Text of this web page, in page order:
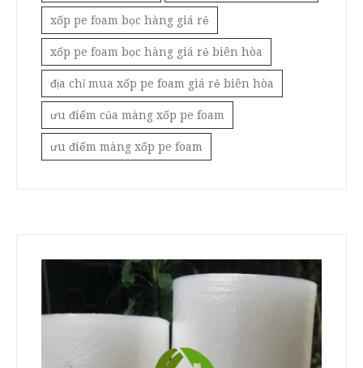
xốp pe foam bọc hàng giá rẻ
xốp pe foam bọc hàng giá rẻ biên hòa
địa chỉ mua xốp pe foam giá rẻ biên hòa
ưu điểm của màng xốp pe foam
ưu điểm màng xốp pe foam